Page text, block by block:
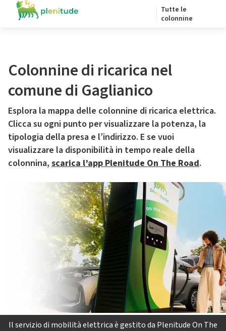
Tutte le
colonnine
Colonnine di ricarica nel
comune di Gaglianico
Esplora la mappa delle colonnine di ricarica elettrica.
Clicca su ogni punto per visualizzare la potenza, la
tipologia della presa e l’indirizzo. E se vuoi
visualizzare la disponibilità in tempo reale della
colonnina, scarica l’app Plenitude On The Road.
Il servizio di mobilità elettrica è gestito da Plenitude On The